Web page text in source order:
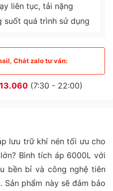
liên tục, tải nặng
quá trình sử dụng
Chát zalo tư vấn:
(7:30 - 22:00)
lưu trữ khí nén tối ưu cho
Bình tích áp 6000L với
bền bỉ và công nghệ tiên
phẩm này sẽ đảm bảo